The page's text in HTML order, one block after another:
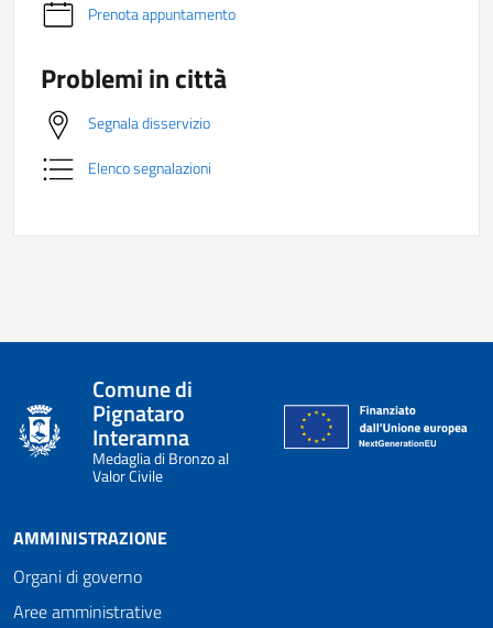
Prenota appuntamento
Problemi in città
Segnala disservizio
Elenco segnalazioni
Comune di
Pignataro
Interamna
Medaglia di Bronzo al
Valor Civile
AMMINISTRAZIONE
Organi di governo
Aree amministrative